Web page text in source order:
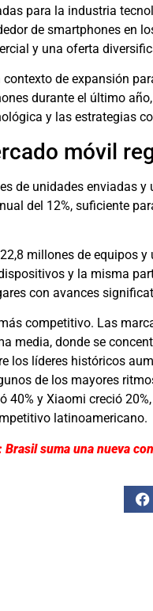
para la industria
de smartphones en
y una oferta
de expansión
durante el último
y las estrategias
móvil
de unidades enviadas
del 12%, suficiente
millones de equipos
y la misma
con avances
competitivo. Las
media, donde se
los líderes históricos
de los mayores
40% y Xiaomi creció
latinoamericano.
suma una nueva